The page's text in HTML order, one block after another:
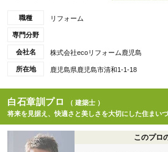
職種 リフォーム
専門分野
会社名 株式会社ecoリフォーム鹿児島
所在地 鹿児島県鹿児島市清和1-1-18
白石章訓プロ
（ 建築士 ）
将来を見据え、快適さと美しさを大切にした住まい
このプロ